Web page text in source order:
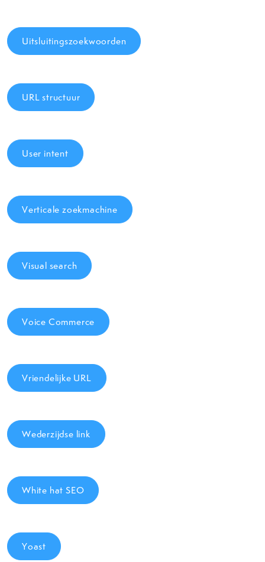
Uitsluitingszoekwoorden
URL structuur
User intent
Verticale zoekmachine
Visual search
Voice Commerce
Vriendelijke URL
Wederzijdse link
White hat SEO
Yoast